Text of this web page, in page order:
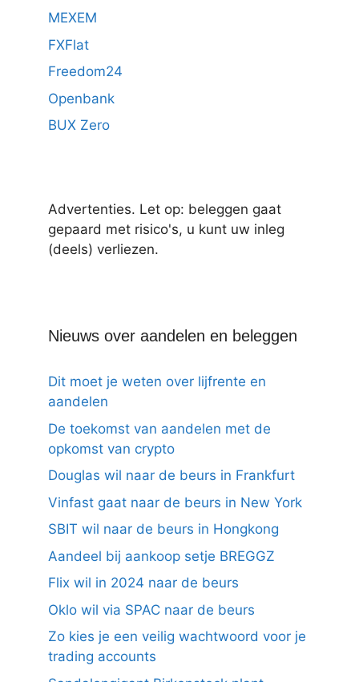
MEXEM
FXFlat
Freedom24
Openbank
BUX Zero
Advertenties. Let op: beleggen gaat
gepaard met risico's, u kunt uw inleg
(deels) verliezen.
Nieuws over aandelen en beleggen
Dit moet je weten over lijfrente en
aandelen
De toekomst van aandelen met de
opkomst van crypto
Douglas wil naar de beurs in Frankfurt
Vinfast gaat naar de beurs in New York
SBIT wil naar de beurs in Hongkong
Aandeel bij aankoop setje BREGGZ
Flix wil in 2024 naar de beurs
Oklo wil via SPAC naar de beurs
Zo kies je een veilig wachtwoord voor je
trading accounts